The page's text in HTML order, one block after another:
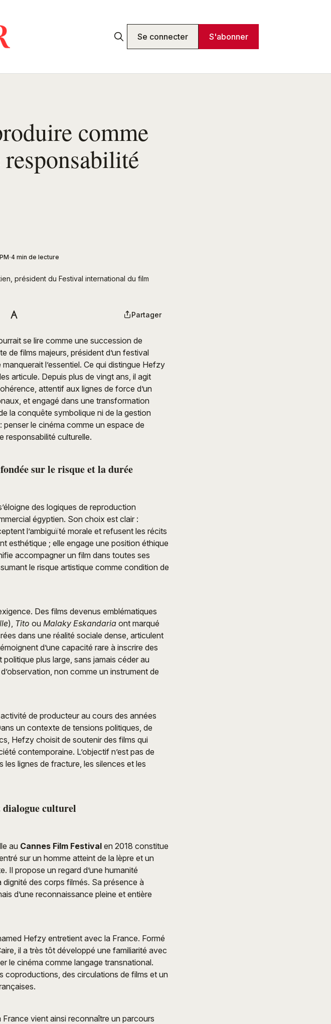
Se connecter S'abonner
comme
4 min de lecture
président du Festival international du film
Partager
se lire comme une succession de
de films majeurs, président d’un festival
l’essentiel. Ce qui distingue Hefzy
articule. Depuis plus de vingt ans, il agit
attentif aux lignes de force d’un
et engagé dans une transformation
la conquête symbolique ni de la gestion
le cinéma comme un espace de
responsabilité culturelle.
sur le risque et la durée
des logiques de reproduction
égyptien. Son choix est clair :
l’ambiguïté morale et refusent les récits
esthétique ; elle engage une position éthique
accompagner un film dans toutes ses
le risque artistique comme condition de
Des films devenus emblématiques
), Tito ou Malaky Eskandaria ont marqué
dans une réalité sociale dense, articulent
d’une capacité rare à inscrire des
plus large, sans jamais céder au
non comme un instrument de
de producteur au cours des années
un contexte de tensions politiques, de
Hefzy choisit de soutenir des films qui
contemporaine. L’objectif n’est pas de
les lignes de fracture, les silences et les
dialogue culturel
au Cannes Film Festival en 2018 constitue
sur un homme atteint de la lèpre et un
Il propose un regard d’une humanité
des corps filmés. Sa présence à
d’une reconnaissance pleine et entière
Hefzy entretient avec la France. Formé
il a très tôt développé une familiarité avec
le cinéma comme langage transnational.
coproductions, des circulations de films et un
France vient ainsi reconnaître un parcours